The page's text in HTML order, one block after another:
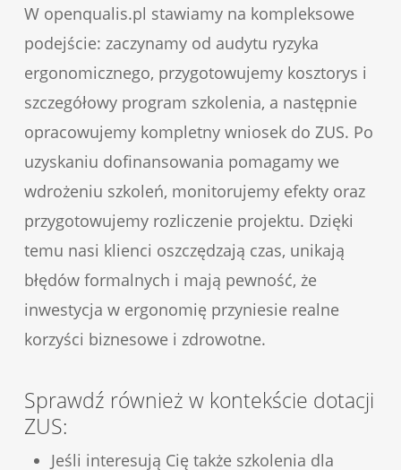
W openqualis.pl stawiamy na kompleksowe
podejście: zaczynamy od audytu ryzyka
ergonomicznego, przygotowujemy kosztorys i
szczegółowy program szkolenia, a następnie
opracowujemy kompletny wniosek do ZUS. Po
uzyskaniu dofinansowania pomagamy we
wdrożeniu szkoleń, monitorujemy efekty oraz
przygotowujemy rozliczenie projektu. Dzięki
temu nasi klienci oszczędzają czas, unikają
błędów formalnych i mają pewność, że
inwestycja w ergonomię przyniesie realne
korzyści biznesowe i zdrowotne.
Sprawdź również w kontekście dotacji
ZUS:
Jeśli interesują Cię także szkolenia dla